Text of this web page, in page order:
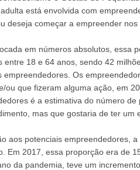
está envolvida com
deseja começar a empreender
em números absolutos, essa
entre 18 e 64 anos, sendo 42
empreendedores. Os
ou que fizeram alguma ação, em
é a estimativa do número
mas que gostaria de ter um
aos potenciais empreendedores,
Em 2017, essa proporção era de
da pandemia, teve um